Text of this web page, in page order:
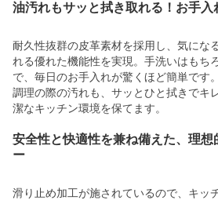
油汚れもサッと拭き取れる！お手入
耐久性抜群の皮革素材を採用し、気にな
れる優れた機能性を実現。手洗いはもち
で、毎日のお手入れが驚くほど簡単です
調理の際の汚れも、サッとひと拭きでキ
潔なキッチン環境を保てます。
安全性と快適性を兼ね備えた、理
ー
滑り止め加工が施されているので、キッ